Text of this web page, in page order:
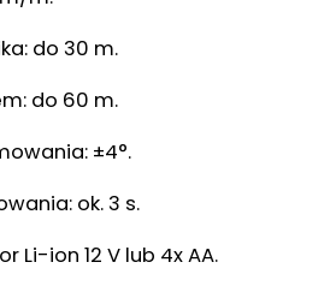
do 30 m.
do 60 m.
±4°.
ok. 3 s.
Li-ion 12 V lub 4x AA.